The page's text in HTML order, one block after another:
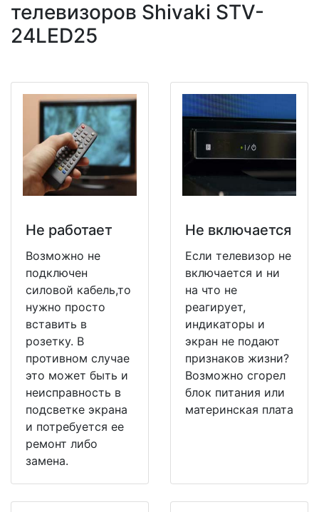
телевизоров Shivaki STV-
24LED25
Не работает
Возможно не
подключен
силовой кабель,то
нужно просто
вставить в
розетку. В
противном случае
это может быть и
неисправность в
подсветке экрана
и потребуется ее
ремонт либо
замена.
Не включается
Если телевизор не
включается и ни
на что не
реагирует,
индикаторы и
экран не подают
признаков жизни?
Возможно сгорел
блок питания или
материнская плата